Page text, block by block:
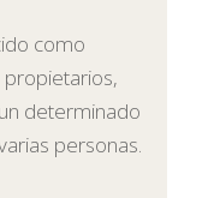
como
determinado
personas.